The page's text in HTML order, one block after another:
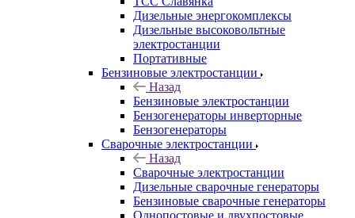
Дизельные энергокомплексы
Дизельные высоковольтные
электростанции
Портативные
Бензиновые электростанции
Назад
Бензиновые электростанции
Бензогенераторы инверторные
Бензогенераторы
Сварочные электростанции
Назад
Сварочные электростанции
Дизельные сварочные генераторы
Бензиновые сварочные генераторы
Однопостовые и двухпостовые